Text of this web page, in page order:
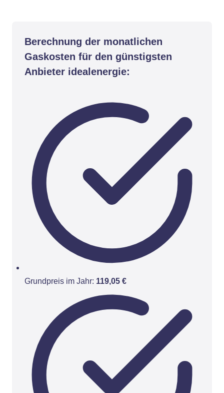
Berechnung der monatlichen
Gaskosten für den günstigsten
Anbieter idealenergie:
Grundpreis im Jahr: 119,05 €